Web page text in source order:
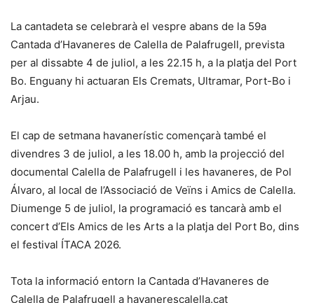
La cantadeta se celebrarà el vespre abans de la 59a
Cantada d’Havaneres de Calella de Palafrugell, prevista
per al dissabte 4 de juliol, a les 22.15 h, a la platja del Port
Bo. Enguany hi actuaran Els Cremats, Ultramar, Port-Bo i
Arjau.
El cap de setmana havanerístic començarà també el
divendres 3 de juliol, a les 18.00 h, amb la projecció del
documental Calella de Palafrugell i les havaneres, de Pol
Álvaro, al local de l’Associació de Veïns i Amics de Calella.
Diumenge 5 de juliol, la programació es tancarà amb el
concert d’Els Amics de les Arts a la platja del Port Bo, dins
el festival ÍTACA 2026.
Tota la informació entorn la Cantada d’Havaneres de
Calella de Palafrugell a havanerescalella.cat